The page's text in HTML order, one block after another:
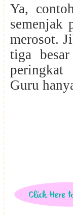
Ya,
semenjak
merosot.
tiga
peringkat
Guru